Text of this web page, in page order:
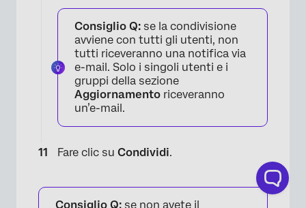
Consiglio Q: se la condivisione
avviene con tutti gli utenti, non
tutti riceveranno una notifica via
e-mail. Solo i singoli utenti e i
gruppi della sezione
Aggiornamento riceveranno
un’e-mail.
Fare clic su Condividi.
Consiglio Q: se non avete il